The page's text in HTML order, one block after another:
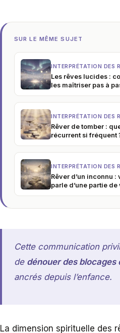
SUR LE MÊME SUJET
INTERPRÉTATION DES
Les rêves lucides :
les maîtriser pas à
INTERPRÉTATION DES
Rêver de tomber :
récurrent si fréquent
INTERPRÉTATION DES
Rêver d’un inconnu
parle d’une partie de
Cette communication
de dénouer des blocages
ancrés depuis l’enfance.
La dimension spirituelle des